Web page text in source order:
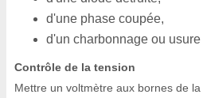
d'une phase coupée,
d'un charbonnage ou
Contrôle de la tension
Mettre un voltmètre aux bornes de